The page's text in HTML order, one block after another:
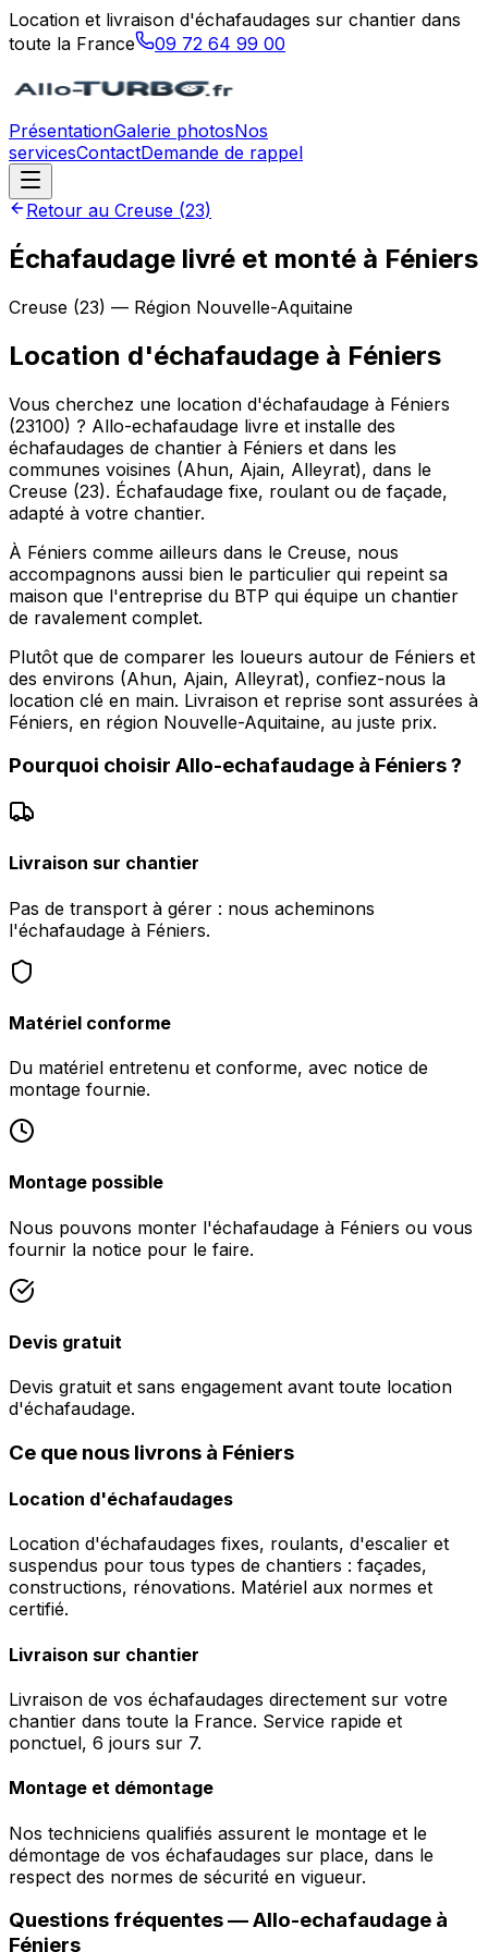
Location et livraison d'échafaudages sur chantier dans
toute la France
09 72 64 99 00
PrésentationGalerie photosNos
servicesContactDemande de rappel
Retour au Creuse (23)
Échafaudage livré et monté à Féniers
Creuse (23) — Région Nouvelle-Aquitaine
Location d'échafaudage à Féniers
Vous cherchez une location d'échafaudage à Féniers
(23100) ? Allo-echafaudage livre et installe des
échafaudages de chantier à Féniers et dans les
communes voisines (Ahun, Ajain, Alleyrat), dans le
Creuse (23). Échafaudage fixe, roulant ou de façade,
adapté à votre chantier.
À Féniers comme ailleurs dans le Creuse, nous
accompagnons aussi bien le particulier qui repeint sa
maison que l'entreprise du BTP qui équipe un chantier
de ravalement complet.
Plutôt que de comparer les loueurs autour de Féniers et
des environs (Ahun, Ajain, Alleyrat), confiez-nous la
location clé en main. Livraison et reprise sont assurées à
Féniers, en région Nouvelle-Aquitaine, au juste prix.
Pourquoi choisir Allo-echafaudage à Féniers?
Livraison sur chantier
Pas de transport à gérer : nous acheminons
l'échafaudage à Féniers.
Matériel conforme
Du matériel entretenu et conforme, avec notice de
montage fournie.
Montage possible
Nous pouvons monter l'échafaudage à Féniers ou vous
fournir la notice pour le faire.
Devis gratuit
Devis gratuit et sans engagement avant toute location
d'échafaudage.
Ce que nous livrons à Féniers
Location d'échafaudages
Location d'échafaudages fixes, roulants, d'escalier et
suspendus pour tous types de chantiers : façades,
constructions, rénovations. Matériel aux normes et
certifié.
Livraison sur chantier
Livraison de vos échafaudages directement sur votre
chantier dans toute la France. Service rapide et
ponctuel, 6 jours sur 7.
Montage et démontage
Nos techniciens qualifiés assurent le montage et le
démontage de vos échafaudages sur place, dans le
respect des normes de sécurité en vigueur.
Questions fréquentes —Allo-echafaudage à
Féniers